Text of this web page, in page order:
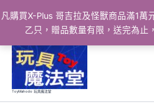
凡購買X-Plus 哥吉拉及怪獸商品滿1萬
乙只，贈品數量有限，送完為止
ToyMahodo 玩具魔法堂